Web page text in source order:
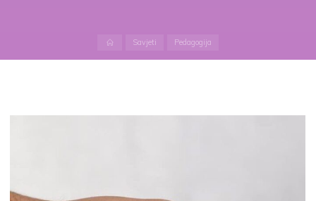
HomeSavjeti Pedagogija